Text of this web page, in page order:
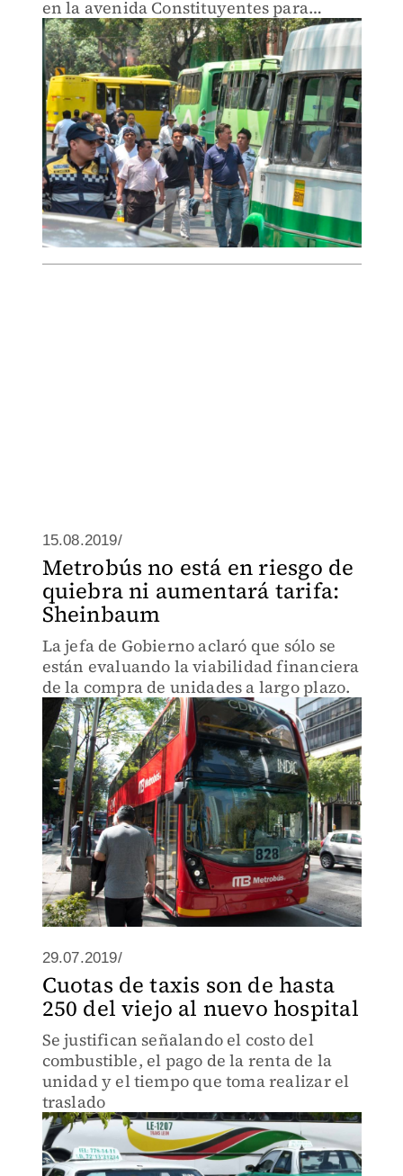
en la avenida Constituyentes para
dirigirse al Zócalo.
15.08.2019/
Metrobús no está en riesgo de
quiebra ni aumentará tarifa:
Sheinbaum
La jefa de Gobierno aclaró que sólo se
están evaluando la viabilidad financiera
de la compra de unidades a largo plazo.
29.07.2019/
Cuotas de taxis son de hasta
250 del viejo al nuevo hospital
Se justifican señalando el costo del
combustible, el pago de la renta de la
unidad y el tiempo que toma realizar el
traslado